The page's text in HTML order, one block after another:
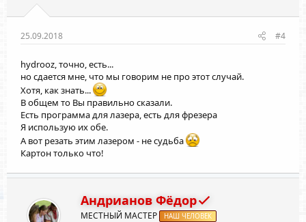
25.09.2018 #4
hydrooz, точно, есть...
но сдается мне, что мы говорим не про этот случай.
Хотя, как знать...
В общем то Вы правильно сказали.
Есть программа для лазера, есть для фрезера
Я использую их обе.
А вот резать этим лазером - не судьба
Картон только что!
Андрианов Фёдор
МЕСТНЫЙ МАСТЕР НАШ ЧЕЛОВЕК